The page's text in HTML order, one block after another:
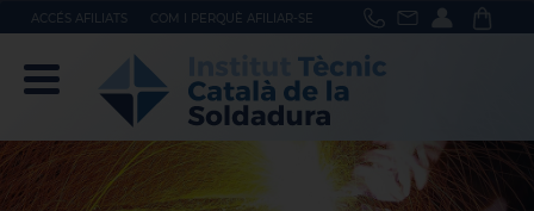
ACCÉS AFILIATS COM I PERQUÈ AFILIAR-SE